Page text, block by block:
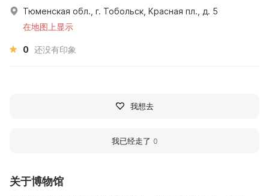
关于博物馆
Тюменская обл., г. Тобольск, Красная пл., д. 5
在地图上显示
0 还没有印象
我想去
我已经走了 0